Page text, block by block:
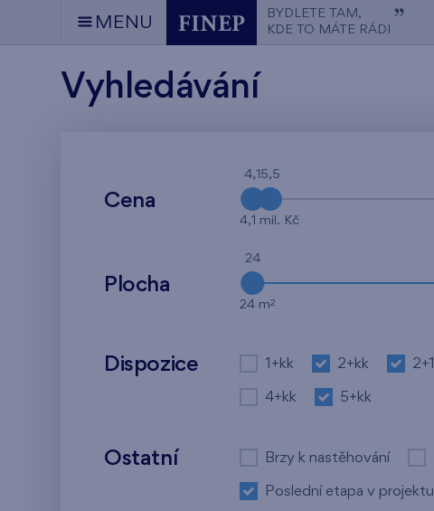
MENU
BYDLETE TAM,
KDE TO MÁTE RÁDI
Vyhledávání
Cena
4,1 5,5
4,1 mil. Kč
Plocha
24
24 m2
Dispozice 1+kk 2+kk 2+1
4+kk 5+kk
Ostatní Brzy k nastěhování
Poslední etapa v projektu